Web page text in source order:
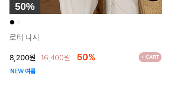
50%
●
로터 나시
8,200원 16,400원 50% + CART